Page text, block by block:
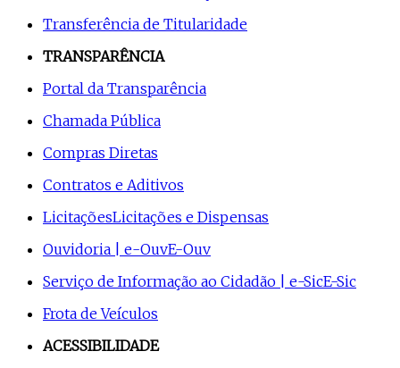
Transferência de Titularidade
TRANSPARÊNCIA
Portal da Transparência
Chamada Pública
Compras Diretas
Contratos e Aditivos
LicitaçõesLicitações e Dispensas
Ouvidoria | e-OuvE-Ouv
Serviço de Informação ao Cidadão | e-SicE-Sic
Frota de Veículos
ACESSIBILIDADE